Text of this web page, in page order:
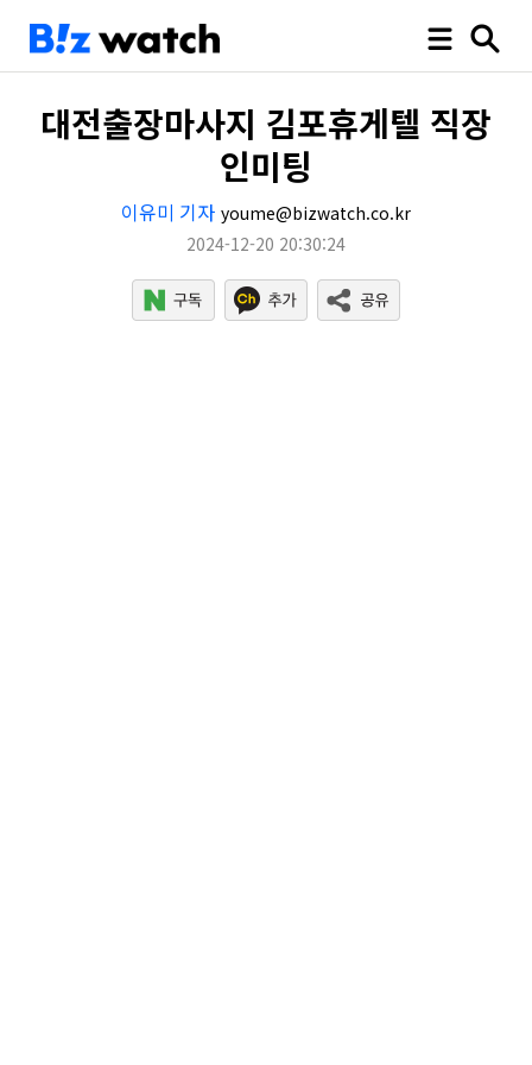
대전출장마사지 김포휴게텔 직장
인미팅
이유미 기자 youme@bizwatch.co.kr
2024-12-20 20:30:24